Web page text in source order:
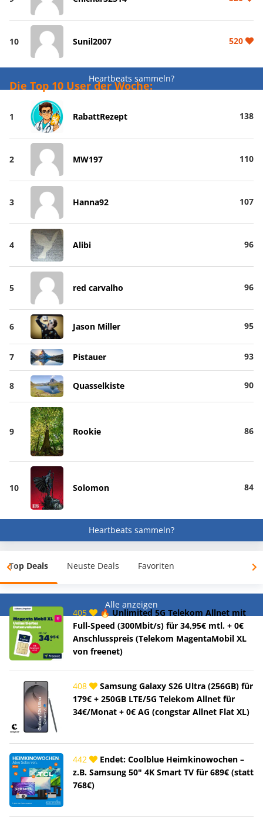
10 Sunil2007 520
Heartbeats sammeln?
Die Top 10 User der Woche:
1 RabattRezept 138
2 MW197 110
3 Hanna92 107
4 Alibi 96
5 red carvalho 96
6 Jason Miller 95
7 Pistauer 93
8 Quasselkiste 90
9 Rookie 86
10 Solomon 84
Heartbeats sammeln?
Top Deals Neuste Deals Favoriten
Alle anzeigen
405
🔥 Unlimited 5G Telekom Allnet mit
Full-Speed (300Mbit/s) für 34,95€ mtl. + 0€
Anschlusspreis (Telekom MagentaMobil XL
von freenet)
408
Samsung Galaxy S26 Ultra (256GB) für
179€ + 250GB LTE/5G Telekom Allnet für
34€/Monat + 0€ AG (congstar Allnet Flat XL)
442
Endet: Coolblue Heimkinowochen –
z.B. Samsung 50" 4K Smart TV für 689€ (statt
768€)